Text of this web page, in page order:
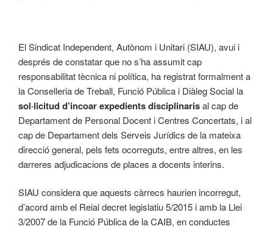
El Sindicat Independent, Autònom i Unitari (SIAU), avui i
després de constatar que no s’ha assumit cap
responsabilitat tècnica ni política, ha registrat formalment a
la Conselleria de Treball, Funció Pública i Diàleg Social la
sol·licitud d’incoar expedients disciplinarisal cap de
Departament de Personal Docent i Centres Concertats, i al
cap de Departament dels Serveis Jurídics de la mateixa
direcció general, pels fets ocorreguts, entre altres, en les
darreres adjudicacions de places a docents interins.
SIAU considera que aquests càrrecs haurien incorregut,
d’acord amb el Reial decret legislatiu 5/2015 i amb la Llei
3/2007 de la Funció Pública de la CAIB, en conductes